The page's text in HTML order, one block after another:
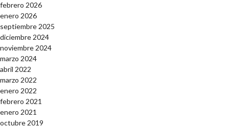
febrero 2026
enero 2026
septiembre 2025
diciembre 2024
noviembre 2024
marzo 2024
abril 2022
marzo 2022
enero 2022
febrero 2021
enero 2021
octubre 2019